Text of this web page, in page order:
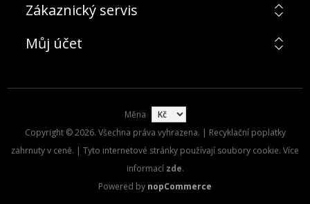
Zákaznický servis
Můj účet
Měna
Copyright © 2026. Všechna práva vyhrazena. | Recyklační poplatky
zahrnuty v ceně. | Tyto internetové stránky používají soubory cookie. Více
informací zde.
Powered by nopCommerce